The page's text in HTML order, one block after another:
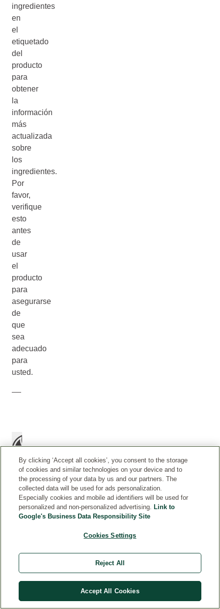
ingredientes
en
el
etiquetado
del
producto
para
obtener
la
información
más
actualizada
sobre
los
ingredientes.
Por
favor,
verifique
esto
antes
de
usar
el
producto
para
asegurarse
de
que
sea
adecuado
para
usted.
Aplicar
la
By clicking ‘Accept all cookies’, you consent to the storage
of cookies and similar technologies on your device and to
the processing of your data by us and our partners. The
collected data will be used for ads personalization.
Especially cookies and mobile ad identifiers will be used for
personalized and non-personalized advertising. Link to
Google's Business Data Responsibility Site
Cookies Settings
Reject All
Accept All Cookies